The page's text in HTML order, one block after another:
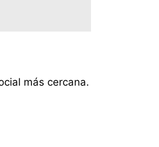
más cercana.